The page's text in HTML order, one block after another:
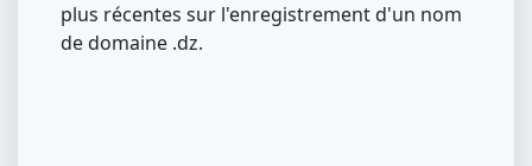
plus récentes sur l'enregistrement d'un nom
de domaine .dz.